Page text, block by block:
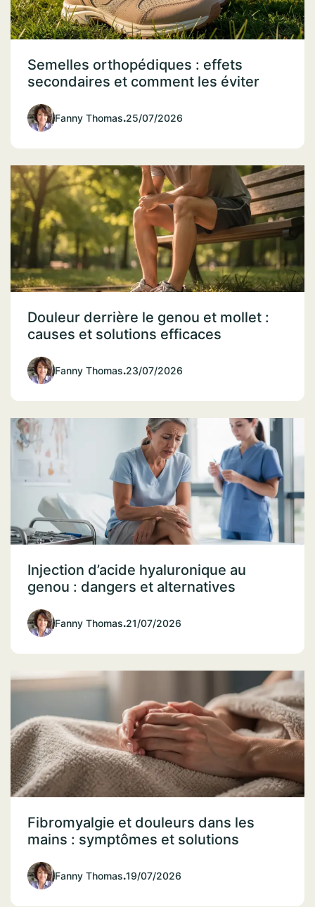
Semelles orthopédiques : effets
secondaires et comment les éviter
Fanny Thomas.25/07/2026
Douleur derrière le genou et mollet :
causes et solutions efficaces
Fanny Thomas.23/07/2026
Injection d’acide hyaluronique au
genou : dangers et alternatives
Fanny Thomas.21/07/2026
Fibromyalgie et douleurs dans les
mains : symptômes et solutions
Fanny Thomas.19/07/2026